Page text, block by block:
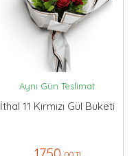
Aynı Gün Teslimat
İthal 11 Kırmızı Gül Buketi